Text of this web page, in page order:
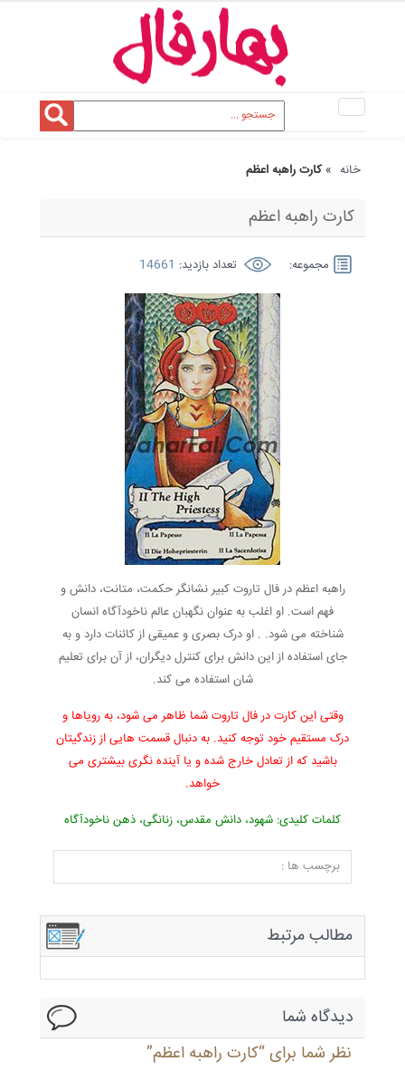
Toggle
navigation
خانه »کارت راهبه اعظم
کارت راهبه اعظم
مجموعه: تعداد بازدید: 14661
راهبه اعظم در فال تاروت کبیر نشانگر حکمت، متانت، دانش و
فهم است. او اغلب به عنوان نگهبان عالم ناخودآگاه انسان
شناخته می شود. . او درک بصری و عمیقی از کائنات دارد و به
جای استفاده از این دانش برای کنترل دیگران، از آن برای تعلیم
شان استفاده می کند.
وقتی این کارت در فال تاروت شما ظاهر می شود، به رویاها و
درک مستقیم خود توجه کنید. به دنبال قسمت هایی از زندگیتان
باشید که از تعادل خارج شده و یا آینده نگری بیشتری می
خواهد.
کلمات کلیدی: شهود، دانش مقدس، زنانگی، ذهن ناخودآگاه
برچسب ها :
مطالب مرتبط
دیدگاه شما
نظر شما برای “کارت راهبه اعظم”